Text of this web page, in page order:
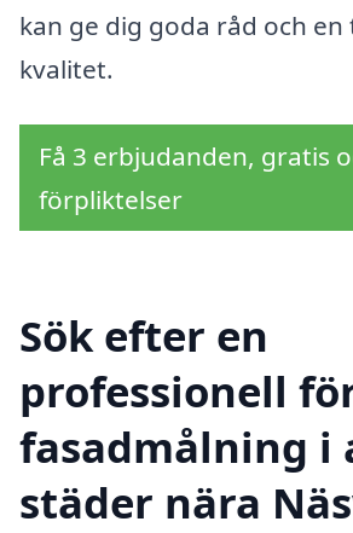
kan ge dig goda råd och en
kvalitet.
Få 3 erbjudanden, gratis
förpliktelser
Sök efter en
professionell
fasadmålning i
städer nära